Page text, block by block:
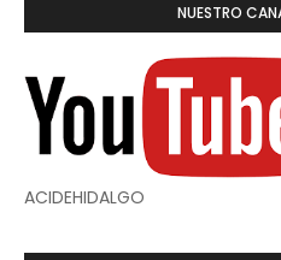
NUESTRO
ACIDEHIDALGO